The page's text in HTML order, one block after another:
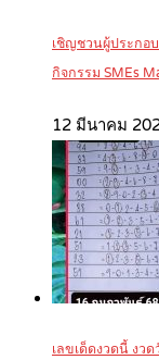
เชิญชวนผู้ประกอบ
กิจกรรม SMEs
12 มีนาคม
เลขเด็ดงวดนี้ งว